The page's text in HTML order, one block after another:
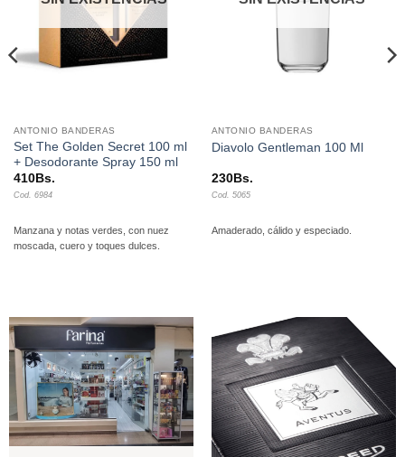
ANTONIO BANDERAS
Set The Golden Secret 100 ml
+ Desodorante Spray 150 ml
410Bs.
Cod. 6984
Manzana y notas verdes, con nuez
moscada, cuero y toques dulces.
ANTONIO BANDERAS
Diavolo Gentleman 100 Ml
230Bs.
Cod. 5065
Amaderado, cálido y especiado.